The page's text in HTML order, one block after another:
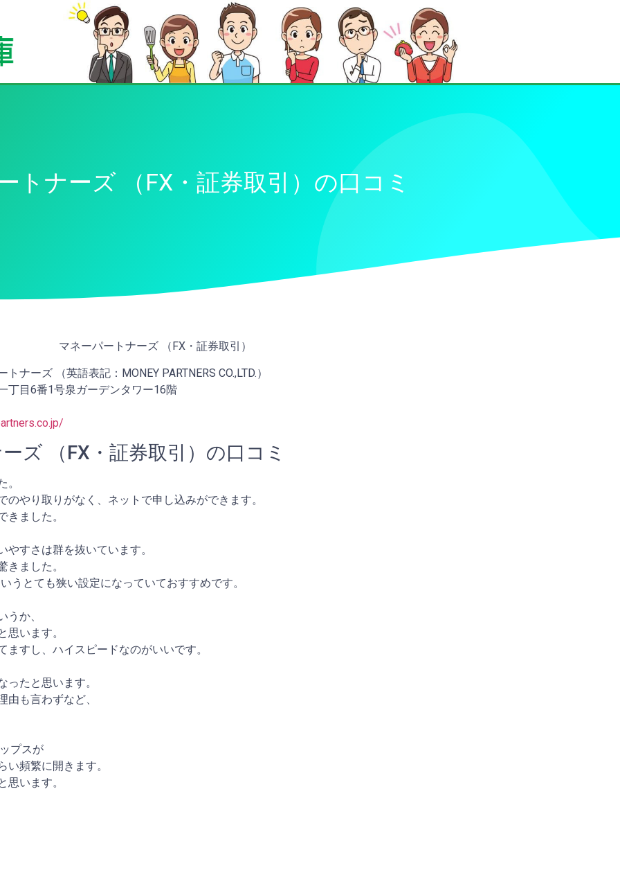
トナーズ （FX・証券取引）の口コミ
マネーパートナーズ （FX・証券取引）
ーズ （英語表記：MONEY PARTNERS CO.,LTD.）
目6番1号泉ガーデンタワー16階
ズ （FX・証券取引）の口コミ
のやり取りがなく、ネットで申し込みができます。
きました。
すさは群を抜いています。
きました。
うとても狭い設定になっていておすすめです。
うか、
思います。
ますし、ハイスピードなのがいいです。
ったと思います。
由も言わずなど、
プスが
い頻繁に開きます。
思います。